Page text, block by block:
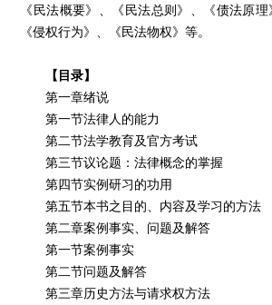
《民法概要》、《民法总则》、《债法原理
《侵权行为》、《民法物权》等。
【目录】
第一章绪说
第一节法律人的能力
第二节法学教育及官方考试
第三节议论题：法律概念的掌握
第四节实例研习的功用
第五节本书之目的、内容及学习的方法
第二章案例事实、问题及解答
第一节案例事实
第二节问题及解答
第三章历史方法与请求权方法